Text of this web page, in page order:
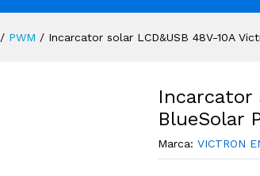
/ PWM / Incarcator solar LCD&USB 48V-10A
Incarcator
BlueSolar
Marca:VICTRON